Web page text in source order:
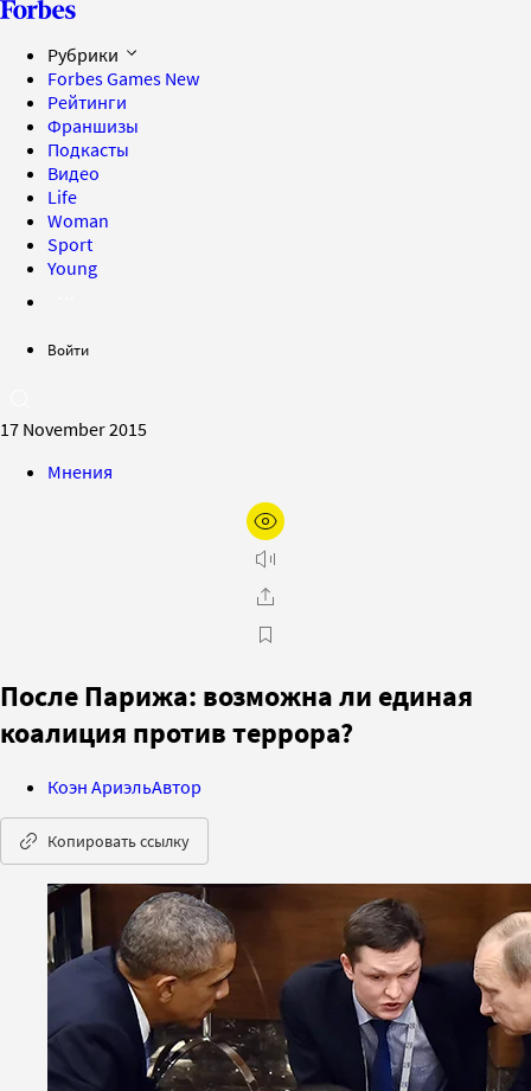
Рубрики
Forbes Games New
Рейтинги
Франшизы
Подкасты
Видео
Life
Woman
Sport
Young
Войти
17 November 2015
Мнения
После Парижа: возможна ли единая
коалиция против террора?
Коэн АриэльАвтор
Копировать ссылку